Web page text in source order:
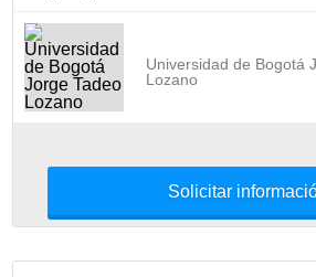
Universidad de Bogotá
Lozano
Solicitar